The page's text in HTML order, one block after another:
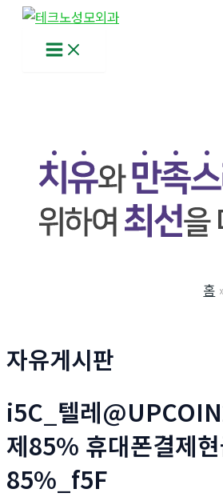
Main
Menu
홈
자유게시판
i5C_텔레
제85% 휴대폰결제
85%_f5F